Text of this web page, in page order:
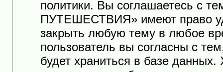
политики. Вы соглашаетесь с
ПУТЕШЕСТВИЯ» имеют право
закрыть любую тему в любое
пользователь вы согласны с
будет храниться в базе